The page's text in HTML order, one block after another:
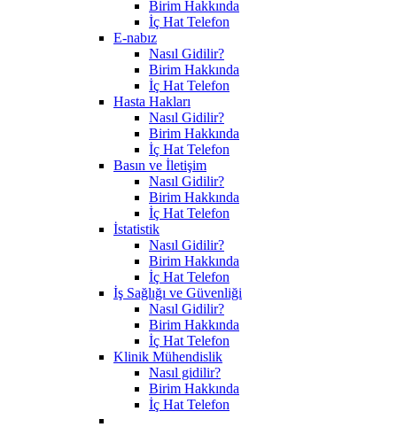
Birim Hakkında
İç Hat Telefon
E-nabız
Nasıl Gidilir?
Birim Hakkında
İç Hat Telefon
Hasta Hakları
Nasıl Gidilir?
Birim Hakkında
İç Hat Telefon
Basın ve İletişim
Nasıl Gidilir?
Birim Hakkında
İç Hat Telefon
İstatistik
Nasıl Gidilir?
Birim Hakkında
İç Hat Telefon
İş Sağlığı ve Güvenliği
Nasıl Gidilir?
Birim Hakkında
İç Hat Telefon
Klinik Mühendislik
Nasıl gidilir?
Birim Hakkında
İç Hat Telefon